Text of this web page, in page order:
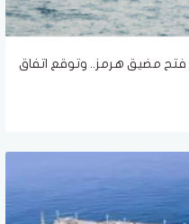
فتح مضيق هرمز.. وتوقع اتفاق